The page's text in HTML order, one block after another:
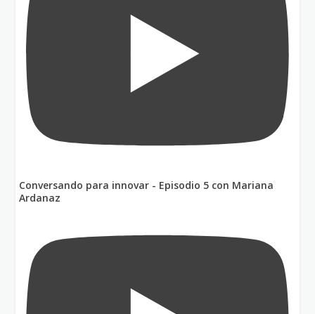
Conversando para innovar - Episodio 5 con Mariana
Ardanaz